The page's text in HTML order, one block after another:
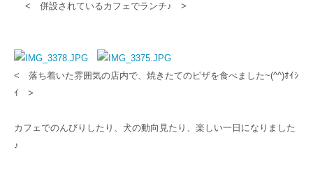
< 併設されているカフェでランチ♪ >
< 落ち着いた雰囲気の店内で、焼きたてのピザを食べました~(^^)ｵｲｼ
ｲ >
カフェでのんびりしたり、犬の動向見たり、楽しい一日になりました
♪